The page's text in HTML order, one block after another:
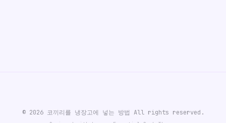
© 2026 코끼리를 냉장고에 넣는 방법 All rights reserved.